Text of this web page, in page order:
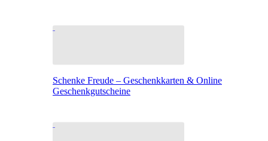
Schenke Freude – Geschenkkarten & Online
Geschenkgutscheine